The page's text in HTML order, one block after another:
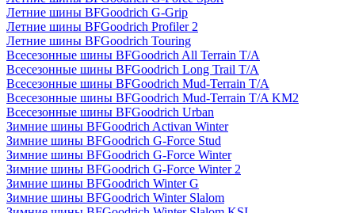
Летние шины BFGoodrich G-Grip
Летние шины BFGoodrich Profiler 2
Летние шины BFGoodrich Touring
Всесезонные шины BFGoodrich All Terrain T/A
Всесезонные шины BFGoodrich Long Trail T/A
Всесезонные шины BFGoodrich Mud-Terrain T/A
Всесезонные шины BFGoodrich Mud-Terrain T/A KM2
Всесезонные шины BFGoodrich Urban
Зимние шины BFGoodrich Activan Winter
Зимние шины BFGoodrich G-Force Stud
Зимние шины BFGoodrich G-Force Winter
Зимние шины BFGoodrich G-Force Winter 2
Зимние шины BFGoodrich Winter G
Зимние шины BFGoodrich Winter Slalom